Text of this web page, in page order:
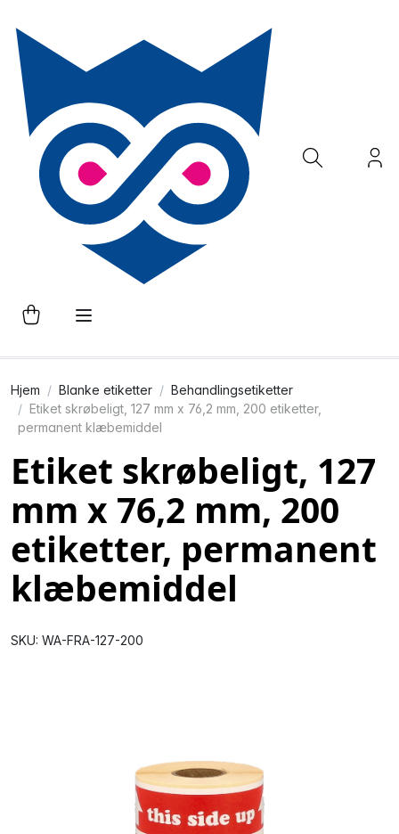
Hjem Blanke etiketter
Behandlingsetiketter
Etiket skrøbeligt, 127 mm x 76,2 mm, 200 etiketter,
permanent klæbemiddel
Etiket skrøbeligt, 127
mm x 76,2 mm, 200
etiketter, permanent
klæbemiddel
SKU: WA-FRA-127-200